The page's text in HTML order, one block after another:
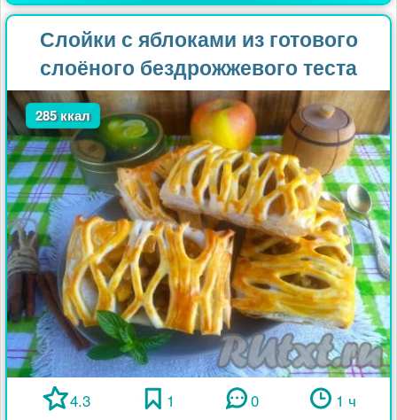
Слойки с яблоками из готового
слоёного бездрожжевого теста
285 ккал
4.3 1 0 1 ч